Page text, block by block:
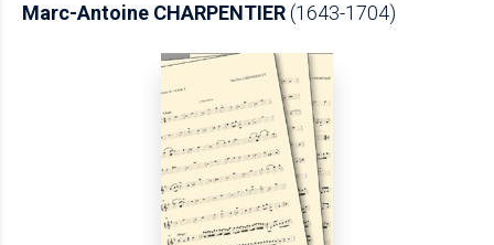
Marc-Antoine CHARPENTIER(1643-1704)